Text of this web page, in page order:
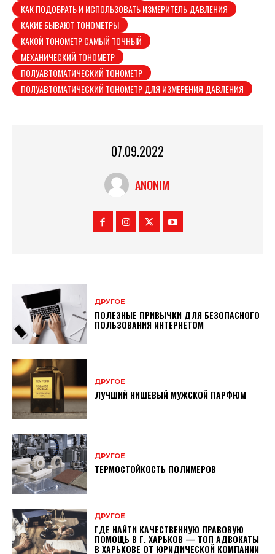
КАК ПОДОБРАТЬ И ИСПОЛЬЗОВАТЬ ИЗМЕРИТЕЛЬ ДАВЛЕНИЯ
КАКИЕ БЫВАЮТ ТОНОМЕТРЫ
КАКОЙ ТОНОМЕТР САМЫЙ ТОЧНЫЙ
МЕХАНИЧЕСКИЙ ТОНОМЕТР
ПОЛУАВТОМАТИЧЕСКИЙ ТОНОМЕТР
ПОЛУАВТОМАТИЧЕСКИЙ ТОНОМЕТР ДЛЯ ИЗМЕРЕНИЯ ДАВЛЕНИЯ
07.09.2022
ANONIM
ДРУГОЕ
ПОЛЕЗНЫЕ ПРИВЫЧКИ ДЛЯ БЕЗОПАСНОГО
ПОЛЬЗОВАНИЯ ИНТЕРНЕТОМ
ДРУГОЕ
ЛУЧШИЙ НИШЕВЫЙ МУЖСКОЙ ПАРФЮМ
ДРУГОЕ
ТЕРМОСТОЙКОСТЬ ПОЛИМЕРОВ
ДРУГОЕ
ГДЕ НАЙТИ КАЧЕСТВЕННУЮ ПРАВОВУЮ
ПОМОЩЬ В Г. ХАРЬКОВ — ТОП АДВОКАТЫ
В ХАРЬКОВЕ ОТ ЮРИДИЧЕСКОЙ КОМПАНИИ